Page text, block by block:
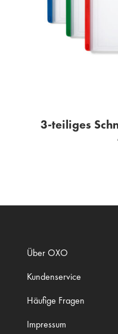
3-teiliges
Über OXO
Kundenservice
Häufige Fragen
Impressum